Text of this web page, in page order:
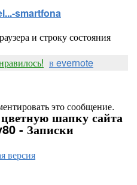
smartfona
и строку состояния
в evernote
это сообщение.
шапку сайта
- Записки
версия